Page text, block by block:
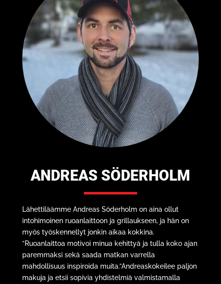
ANDREAS SÖDERHOLM
Lähettiläämme Andreas Söderholm on aina ollut
intohimoinen ruoanlaittoon ja grillaukseen, ja hän on
myös työskennellyt jonkin aikaa kokkina.
”Ruoanlaittoa motivoi minua kehittyä ja tulla koko ajan
paremmaksi sekä saada matkan varrella
mahdollisuus inspiroida muita.”Andreaskokeilee paljon
makuja ja etsii sopivia yhdistelmiä valmistamalla